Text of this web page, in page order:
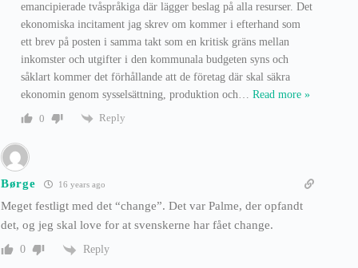
emancipierade tvåspråkiga där lägger beslag på alla resurser. Det
ekonomiska incitament jag skrev om kommer i efterhand som
ett brev på posten i samma takt som en kritisk gräns mellan
inkomster och utgifter i den kommunala budgeten syns och
såklart kommer det förhållande att de företag där skal säkra
ekonomin genom sysselsättning, produktion och… Read more »
0
Reply
Børge 16 years ago
Meget festligt med det “change”. Det var Palme, der opfandt
det, og jeg skal love for at svenskerne har fået change.
0 Reply